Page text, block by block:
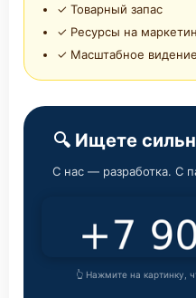
✓ Товарный запас
✓ Ресурсы на
✓ Масштабное видение
🔍 Ищете
С нас — разработка. С
👆 Нажмите на картинку,